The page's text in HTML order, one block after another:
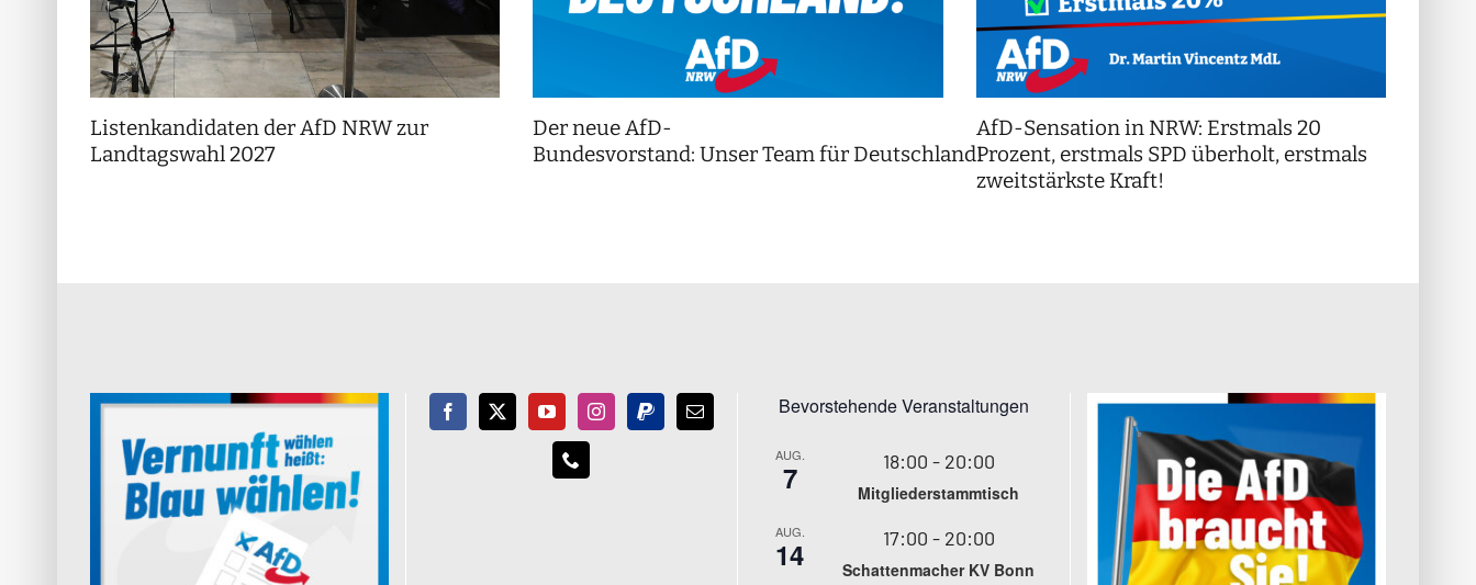
Listenkandidaten der AfD NRW zur
Landtagswahl 2027
Der neue AfD-
Bundesvorstand: Unser Team für Deutschland!
AfD-Sensation in NRW: Erstmals 20
Prozent, erstmals SPD überholt, erstmals
zweitstärkste Kraft!
Bevorstehende Veranstaltungen
AUG.
7 18:00 - 20:00
Mitgliederstammtisch
AUG.
14 17:00 - 20:00
Schattenmacher KV Bonn